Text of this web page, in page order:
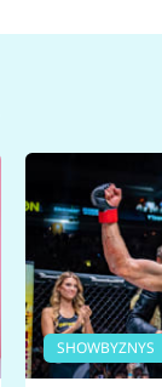
SHOWBYZNYS